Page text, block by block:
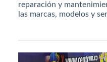
reparación y
las marcas, modelos y